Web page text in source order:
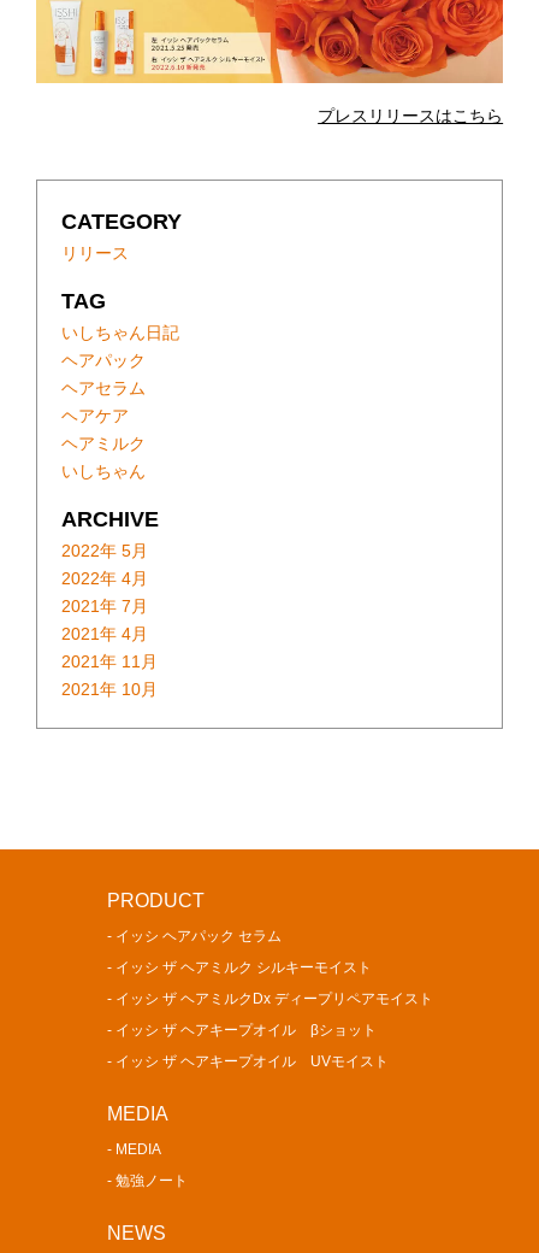
プレスリリースはこちら
CATEGORY
リリース
TAG
いしちゃん日記
ヘアパック
ヘアセラム
ヘアケア
ヘアミルク
いしちゃん
ARCHIVE
2022年 5月
2022年 4月
2021年 7月
2021年 4月
2021年 11月
2021年 10月
PRODUCT
- イッシ ヘアパック セラム
- イッシ ザ ヘアミルク シルキーモイスト
- イッシ ザ ヘアミルクDx ディープリペアモイスト
- イッシ ザ ヘアキープオイル βショット
- イッシ ザ ヘアキープオイル UVモイスト
MEDIA
- MEDIA
- 勉強ノート
NEWS